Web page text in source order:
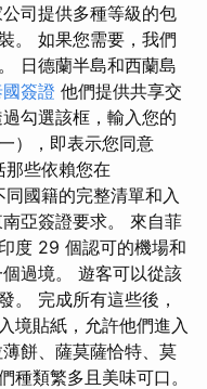
司提供多種等級的包
。 如果您需要，我們
日德蘭半島和西蘭島
簽證 他們提供共享交
勾選該框，輸入您的
），即表示您同意
些依賴您在
國籍的完整清單和入
亞簽證要求。 來自菲
度 29 個認可的機場和
過境。 遊客可以從該
。 完成所有這些後，
境貼紙，允許他們進入
餅、薩莫薩恰特、莫
種類繁多且美味可口。